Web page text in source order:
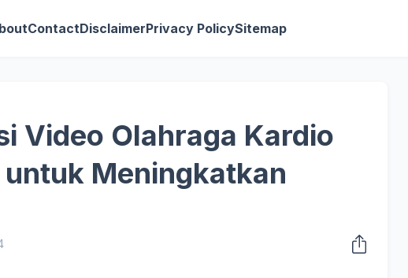
ContactDisclaimerPrivacy PolicySitemap
Video Olahraga Kardio
Meningkatkan